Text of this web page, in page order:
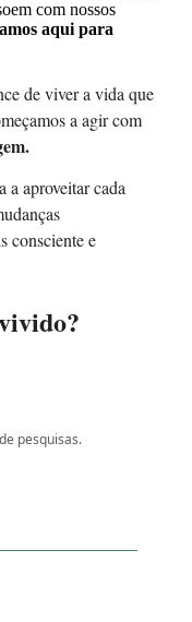
com nossos
aqui para
de viver a vida que
a agir com
a aproveitar cada
consciente e
pesquisas.